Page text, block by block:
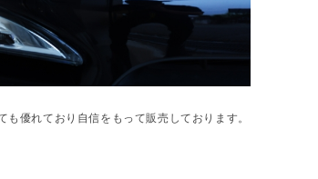
優れており自信をもって販売しております。